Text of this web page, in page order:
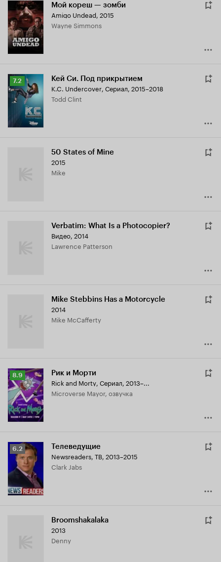
Мой кореш — зомби
Amigo Undead, 2015
Wayne Simmons
Рейтинг
Кинопоиска
7.2
7.2 Кей Си. Под прикрытием
K.C. Undercover, Сериал, 2015–2018
Todd Clint
50 States of Mine
2015
Mike
Verbatim: What Is a Photocopier?
Видео, 2014
Lawrence Patterson
Mike Stebbins Has a Motorcycle
2014
Mike McCafferty
Рейтинг
Кинопоиска
8.9
8.9 Рик и Морти
Rick and Morty, Сериал, 2013–...
Microverse Mayor, озвучка
Рейтинг
Кинопоиска
6.2
6.2 Телеведущие
Newsreaders, ТВ, 2013–2015
Clark Jabs
Broomshakalaka
2013
Denny